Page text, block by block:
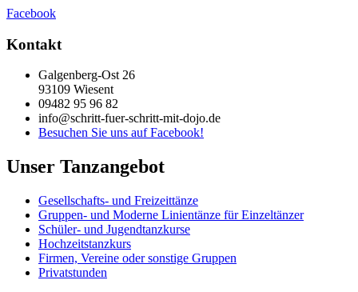
Facebook
Kontakt
Galgenberg-Ost 26
93109 Wiesent
09482 95 96 82
info@schritt-fuer-schritt-mit-dojo.de
Besuchen Sie uns auf Facebook!
Unser Tanzangebot
Gesellschafts- und Freizeittänze
Gruppen- und Moderne Linientänze für Einzeltänzer
Schüler- und Jugendtanzkurse
Hochzeitstanzkurs
Firmen, Vereine oder sonstige Gruppen
Privatstunden